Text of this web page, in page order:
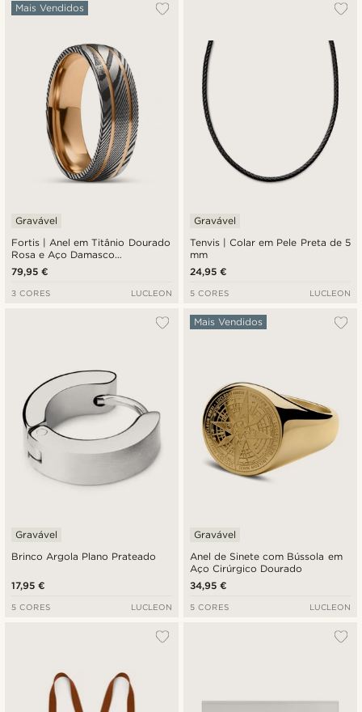
Fortis | Anel em Titânio Dourado
Rosa e Aço Damasco
Duplamente Estriado Prateado e
Cinza Escuro 7 mm
Mais Vendidos
Gravável
79,95 €
3 CORES LUCLEON
Tenvis | Colar em Pele Preta de 5
mm
Gravável
24,95 €
5 CORES LUCLEON
Brinco Argola Plano Prateado
Gravável
17,95 €
5 CORES LUCLEON
Anel de Sinete com Bússola em
Aço Cirúrgico Dourado
Mais Vendidos
Gravável
34,95 €
5 CORES LUCLEON